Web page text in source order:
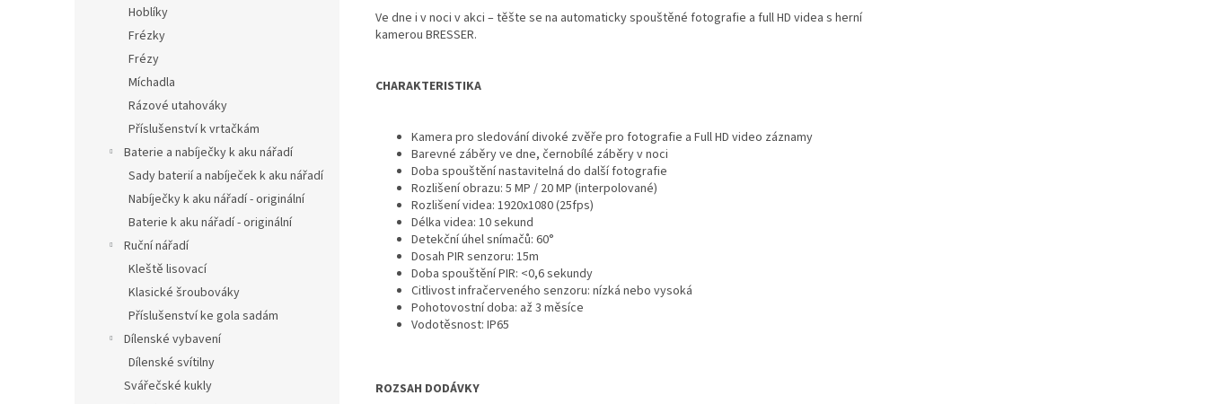
Hoblíky
Frézky
Frézy
Míchadla
Rázové utahováky
Příslušenství k vrtačkám
Baterie a nabíječky k aku nářadí
Sady baterií a nabíječek k aku nářadí
Nabíječky k aku nářadí - originální
Baterie k aku nářadí - originální
Ruční nářadí
Kleště lisovací
Klasické šroubováky
Příslušenství ke gola sadám
Dílenské vybavení
Dílenské svítilny
Svářečské kukly
Ve dne i v noci v akci – těšte se na automaticky spouštěné fotografie a full HD videa s herní
kamerou BRESSER.
CHARAKTERISTIKA
Kamera pro sledování divoké zvěře pro fotografie a Full HD video záznamy
Barevné záběry ve dne, černobílé záběry v noci
Doba spouštění nastavitelná do další fotografie
Rozlišení obrazu: 5 MP / 20 MP (interpolované)
Rozlišení videa: 1920x1080 (25fps)
Délka videa: 10 sekund
Detekční úhel snímačů: 60°
Dosah PIR senzoru: 15m
Doba spouštění PIR: <0,6 sekundy
Citlivost infračerveného senzoru: nízká nebo vysoká
Pohotovostní doba: až 3 měsíce
Vodotěsnost: IP65
ROZSAH DODÁVKY